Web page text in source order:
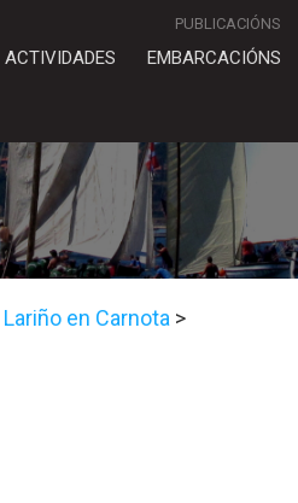
PUBLICACIÓNS
ACTIVIDADES EMBARCACIÓNS
en Carnota >